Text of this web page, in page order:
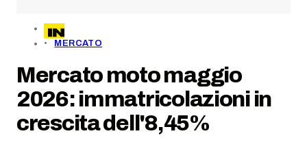
MERCATO
Mercato moto maggio
2026: immatricolazioni in
crescita dell'8,45%